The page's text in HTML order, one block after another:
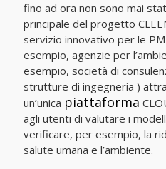
fino ad ora non sono mai
principale del progetto
servizio innovativo per le
esempio, agenzie per
esempio, società di
strutture di ingegneria )
un’unica piattaforma
agli utenti di valutare i
verificare, per esempio, la
salute umana e l’ambiente.